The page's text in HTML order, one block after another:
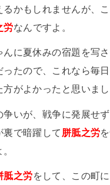
るかもしれませんが、
労なんですよ。
んに夏休みの宿題を写
ったので、これなら毎
がよかったと思いまし
争いが、戦争に発展せず
裏で暗躍して 胼胝之労
胝之労をして、この町